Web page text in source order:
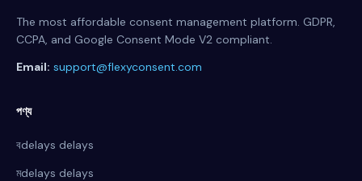
The most affordable consent management platform. GDPR,
CCPA, and Google Consent Mode V2 compliant.
Email: support@flexyconsent.com
পণ্য
বdelays delays
মdelays delays